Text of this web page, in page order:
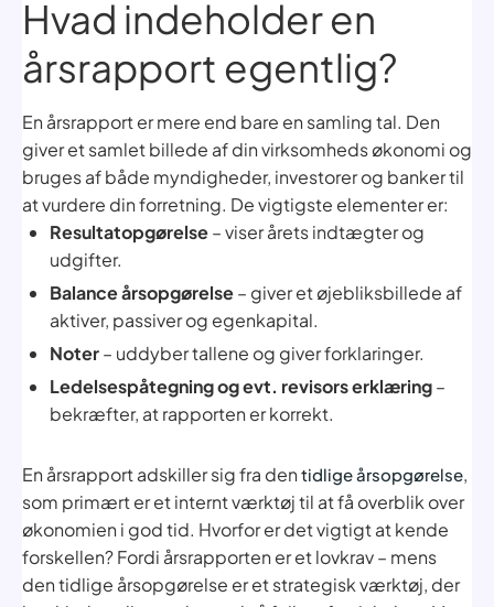
Hvad indeholder en
årsrapport egentlig?
En årsrapport er mere end bare en samling tal. Den
giver et samlet billede af din virksomheds økonomi og
bruges af både myndigheder, investorer og banker til
at vurdere din forretning. De vigtigste elementer er:
Resultatopgørelse– viser årets indtægter og
udgifter.
Balance årsopgørelse– giver et øjebliksbillede af
aktiver, passiver og egenkapital.
Noter– uddyber tallene og giver forklaringer.
Ledelsespåtegning og evt. revisors erklæring–
bekræfter, at rapporten er korrekt.
En årsrapport adskiller sig fra den tidlige årsopgørelse,
som primært er et internt værktøj til at få overblik over
økonomien i god tid. Hvorfor er det vigtigt at kende
forskellen? Fordi årsrapporten er et lovkrav – mens
den tidlige årsopgørelse er et strategisk værktøj, der